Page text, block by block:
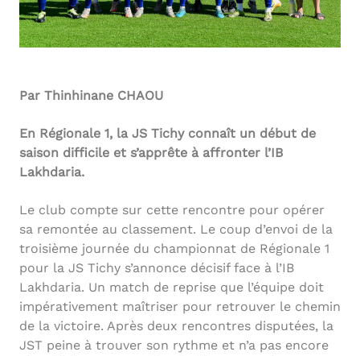
Par Thinhinane CHAOU
En Régionale 1, la JS Tichy connaît un début de
saison difficile et s’apprête à affronter l’IB
Lakhdaria.
Le club compte sur cette rencontre pour opérer
sa remontée au classement. Le coup d’envoi de la
troisième journée du championnat de Régionale 1
pour la JS Tichy s’annonce décisif face à l’IB
Lakhdaria. Un match de reprise que l’équipe doit
impérativement maîtriser pour retrouver le chemin
de la victoire. Après deux rencontres disputées, la
JST peine à trouver son rythme et n’a pas encore